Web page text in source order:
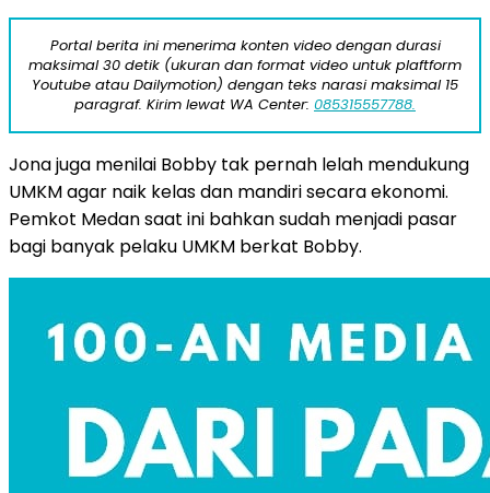
Portal berita ini menerima konten video dengan durasi
maksimal 30 detik (ukuran dan format video untuk plaftform
Youtube atau Dailymotion) dengan teks narasi maksimal 15
paragraf. Kirim lewat WA Center: 085315557788.
Jona juga menilai Bobby tak pernah lelah mendukung
UMKM agar naik kelas dan mandiri secara ekonomi.
Pemkot Medan saat ini bahkan sudah menjadi pasar
bagi banyak pelaku UMKM berkat Bobby.